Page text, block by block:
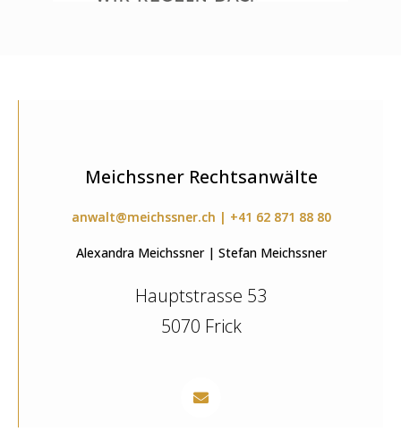
Meichssner Rechtsanwälte
anwalt@meichssner.ch | +41 62 871 88 80
Alexandra Meichssner | Stefan Meichssner
Hauptstrasse 53
5070 Frick